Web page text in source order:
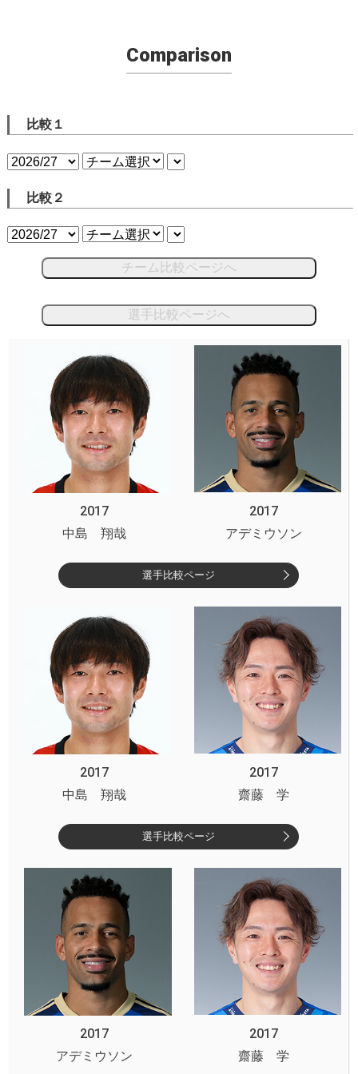
Comparison
比較１
比較２
チーム比較ページへ
選手比較ページへ
2017
2017
中島 翔哉
アデミウソン
選手比較ページ
2017
2017
中島 翔哉
齋藤 学
選手比較ページ
2017
2017
アデミウソン
齋藤 学